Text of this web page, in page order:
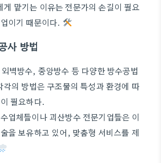
게 맡기는 이유는 전문가의 손길이 필요
이기 때문이다.
사 방법
벽방수, 중앙방수 등 다양한 방수공법
의 방법은 구조물의 특성과 환경에 따
필요하다.
업체들이나 괴산방수 전문기업들은 이
을 보유하고 있어, 맞춤형 서비스를 제